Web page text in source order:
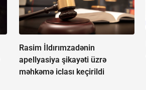
Rasim İldırımzadənin
apellyasiya şikayəti üzrə
məhkəmə iclası keçirildi